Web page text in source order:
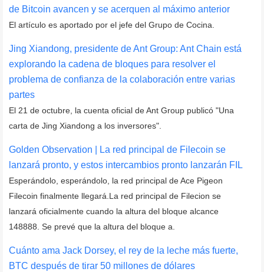
de Bitcoin avancen y se acerquen al máximo anterior
El artículo es aportado por el jefe del Grupo de Cocina.
Jing Xiandong, presidente de Ant Group: Ant Chain está
explorando la cadena de bloques para resolver el
problema de confianza de la colaboración entre varias
partes
El 21 de octubre, la cuenta oficial de Ant Group publicó "Una
carta de Jing Xiandong a los inversores".
Golden Observation | La red principal de Filecoin se
lanzará pronto, y estos intercambios pronto lanzarán FIL
Esperándolo, esperándolo, la red principal de Ace Pigeon
Filecoin finalmente llegará.La red principal de Filecion se
lanzará oficialmente cuando la altura del bloque alcance
148888. Se prevé que la altura del bloque a.
Cuánto ama Jack Dorsey, el rey de la leche más fuerte,
BTC después de tirar 50 millones de dólares